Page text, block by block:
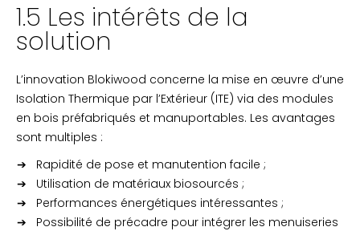
1.5 Les intérêts de la
solution
L’innovation Blokiwood concerne la mise en œuvre d’une
Isolation Thermique par l’Extérieur (ITE) via des modules
en bois préfabriqués et manuportables. Les avantages
sont multiples :
Rapidité de pose et manutention facile ;
Utilisation de matériaux biosourcés ;
Performances énergétiques intéressantes ;
Possibilité de précadre pour intégrer les menuiseries